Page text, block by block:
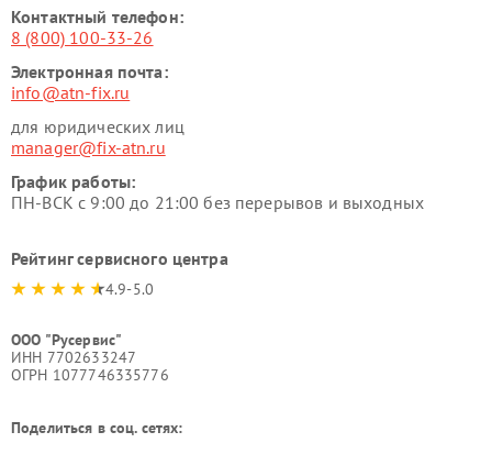
Контактный телефон:
8 (800) 100-33-26
Электронная почта:
info@atn-fix.ru
для юридических лиц
manager@fix-atn.ru
График работы:
ПН-ВСК с 9:00 до 21:00 без перерывов и выходных
Рейтинг сервисного центра
4.9-5.0
ООО "Русервис"
ИНН 7702633247
ОГРН 1077746335776
Поделиться в соц. сетях: